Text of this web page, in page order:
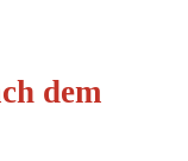
dem